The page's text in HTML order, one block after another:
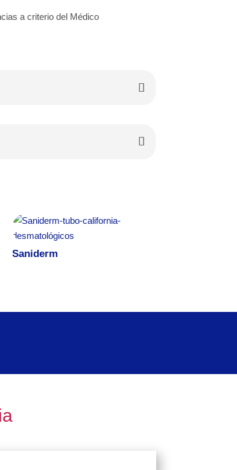
a criterio del Médico
Saniderm